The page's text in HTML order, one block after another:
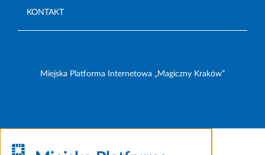
KONTAKT
Miejska Platforma Internetowa „Magiczny Kraków”